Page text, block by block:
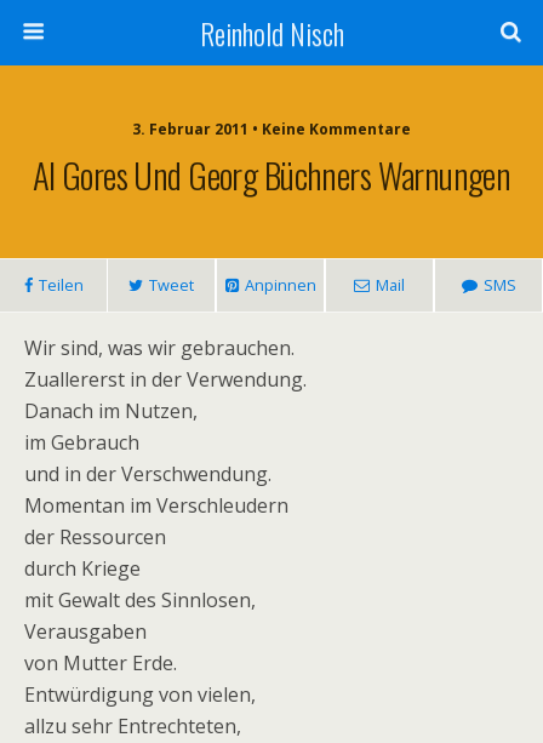
Reinhold Nisch
3. Februar 2011 • Keine Kommentare
Al Gores Und Georg Büchners Warnungen
Teilen Tweet Anpinnen Mail SMS
Wir sind, was wir gebrauchen.
Zuallererst in der Verwendung.
Danach im Nutzen,
im Gebrauch
und in der Verschwendung.
Momentan im Verschleudern
der Ressourcen
durch Kriege
mit Gewalt des Sinnlosen,
Verausgaben
von Mutter Erde.
Entwürdigung von vielen,
allzu sehr Entrechteten,